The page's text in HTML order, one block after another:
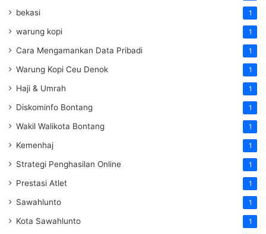
bekasi 1
warung kopi 1
Cara Mengamankan Data Pribadi 1
Warung Kopi Ceu Denok 1
Haji & Umrah 1
Diskominfo Bontang 1
Wakil Walikota Bontang 1
Kemenhaj 1
Strategi Penghasilan Online 1
Prestasi Atlet 1
Sawahlunto 1
Kota Sawahlunto 1